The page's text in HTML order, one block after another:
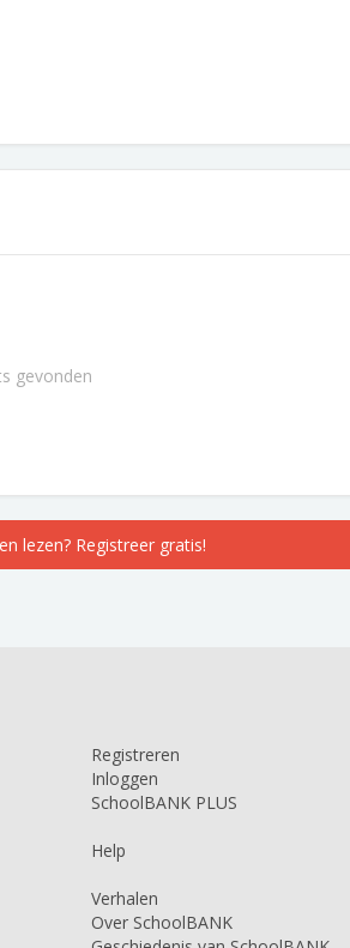
gevonden
lezen? Registreer gratis!
Registreren
Inloggen
SchoolBANK PLUS
Help
Verhalen
Over SchoolBANK